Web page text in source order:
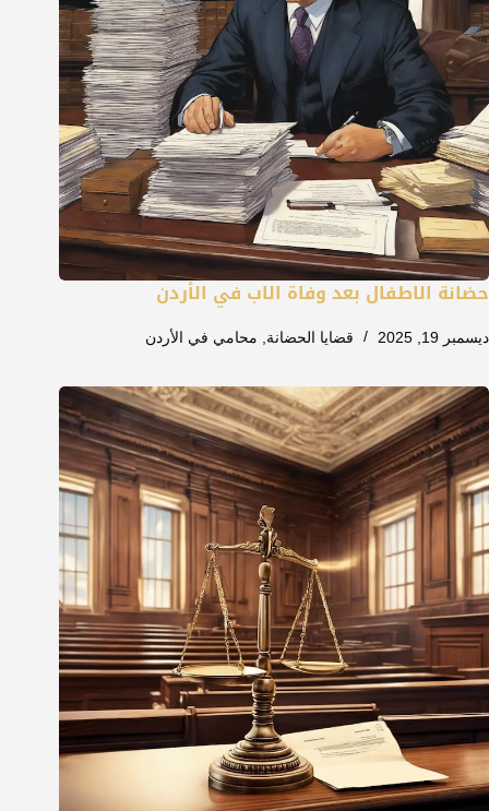
حضانة الاطفال بعد وفاة الاب في الأردن
ديسمبر 19, 2025 قضايا الحضانة, محامي في الأردن